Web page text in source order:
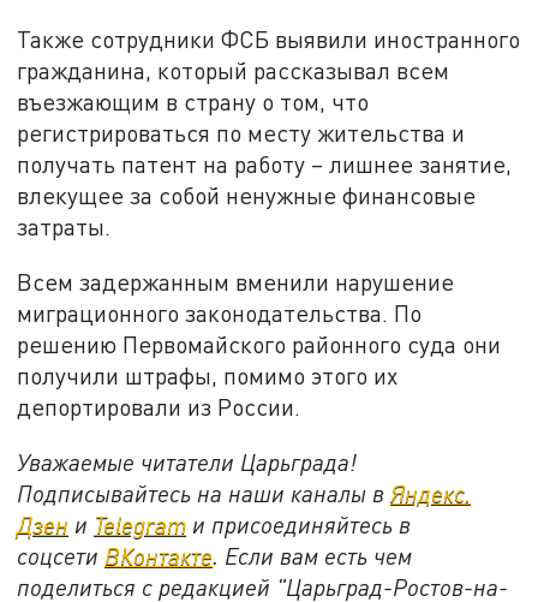
Также сотрудники ФСБ выявили иностранного
гражданина, который рассказывал всем
въезжающим в страну о том, что
регистрироваться по месту жительства и
получать патент на работу – лишнее занятие,
влекущее за собой ненужные финансовые
затраты.
Всем задержанным вменили нарушение
миграционного законодательства. По
решению Первомайского районного суда они
получили штрафы, помимо этого их
депортировали из России.
Уважаемые читатели Царьграда!
Подписывайтесь на наши каналы в Яндекс.
Дзен и Telegram и присоединяйтесь в
соцсети ВКонтакте . Если вам есть чем
поделиться с редакцией "Царьград-Ростов-на-